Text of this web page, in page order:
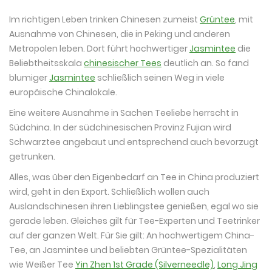
Im richtigen Leben trinken Chinesen zumeist Grüntee, mit
Ausnahme von Chinesen, die in Peking und anderen
Metropolen leben. Dort führt hochwertigerJasmintee die
Beliebtheitsskala chinesischer Tees deutlich an. So fand
blumigerJasmintee schließlich seinen Weg in viele
europäische Chinalokale.
Eine weitere Ausnahme in Sachen Teeliebe herrscht in
Südchina. In der südchinesischen Provinz Fujian wird
Schwarztee angebaut und entsprechend auch bevorzugt
getrunken.
Alles, was über den Eigenbedarf an Tee in China produziert
wird, geht in den Export. Schließlich wollen auch
Auslandschinesen ihren Lieblingstee genießen, egal wo sie
gerade leben. Gleiches gilt für Tee-Experten und Teetrinker
auf der ganzen Welt. Für Sie gilt: An hochwertigem China-
Tee, an Jasmintee und beliebten Grüntee-Spezialitäten
wie Weißer Tee Yin Zhen 1st Grade (Silverneedle), Long Jing